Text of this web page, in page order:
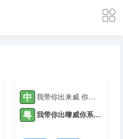
中 我带你出来威 你系甘帮我带头盔
粤 我带你出嚟威你系甘帮我带头盔